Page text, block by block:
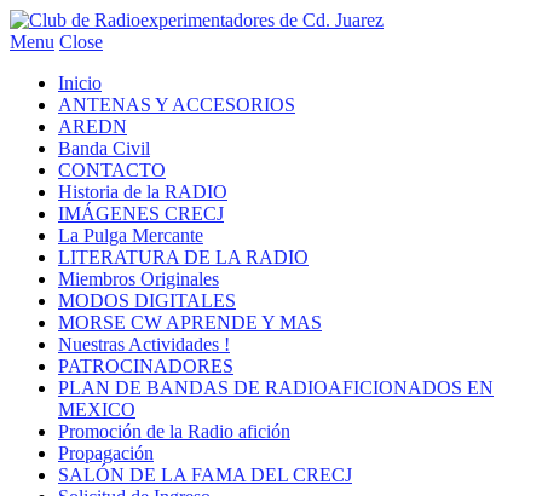
Menu Close
Inicio
ANTENAS Y ACCESORIOS
AREDN
Banda Civil
CONTACTO
Historia de la RADIO
IMÁGENES CRECJ
La Pulga Mercante
LITERATURA DE LA RADIO
Miembros Originales
MODOS DIGITALES
MORSE CW APRENDE Y MAS
Nuestras Actividades !
PATROCINADORES
PLAN DE BANDAS DE RADIOAFICIONADOS EN
MEXICO
Promoción de la Radio afición
Propagación
SALÓN DE LA FAMA DEL CRECJ